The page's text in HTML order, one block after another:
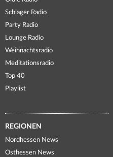
Schlager Radio
Party Radio
Lounge Radio
Weihnachtsradio
Meditationsradio
Top 40
Playlist
REGIONEN
Nordhessen News
Osthessen News